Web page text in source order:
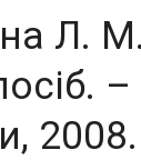
Л. М.
–